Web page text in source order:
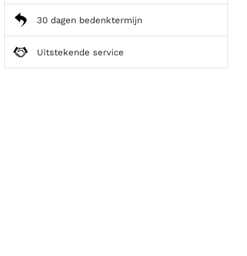
30 dagen bedenktermijn
Uitstekende service